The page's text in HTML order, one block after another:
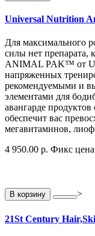
Universal Nutrition
Для максимального
силы нет препарата,
ANIMAL PAK™ от
напряженных
рекомендуемыми и
элементами для
авангарде
обеспечит вас
мегавитаминов,
4 950.00 р. Фикс цена
В корзину >
21St Century